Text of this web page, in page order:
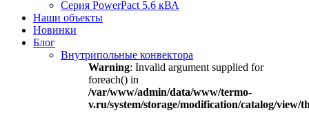
Серия PowerPact 5.6 кВА
Наши объекты
Новинки
Блог
Внутрипольные конвектора
Warning: Invalid argument supplied for
foreach() in
/var/www/admin/data/www/termo-
v.ru/system/storage/modification/catalog/view/